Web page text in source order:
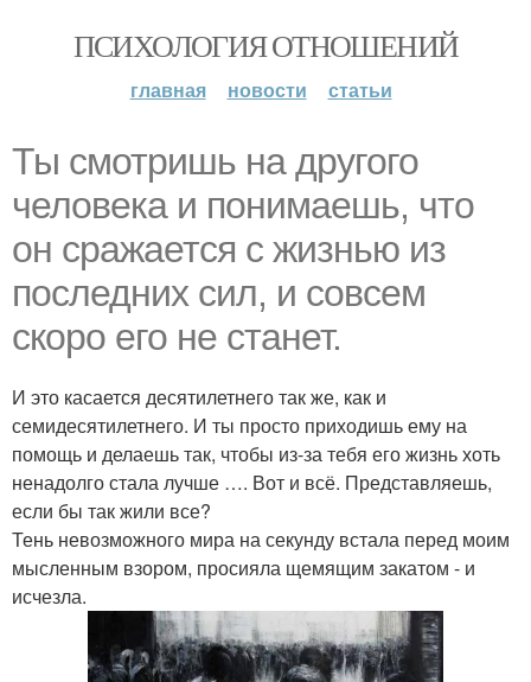
ПСИХОЛОГИЯ ОТНОШЕНИЙ
главная новости статьи
Ты смотришь на другого
человека и понимаешь, что
он сражается с жизнью из
последних сил, и совсем
скоро его не станет.
И это касается десятилетнего так же, как и
семидесятилетнего. И ты просто приходишь ему на
помощь и делаешь так, чтобы из-за тебя его жизнь хоть
ненадолго стала лучше …. Вот и всё. Представляешь,
если бы так жили все?
Тень невозможного мира на секунду встала перед моим
мысленным взором, просияла щемящим закатом - и
исчезла.